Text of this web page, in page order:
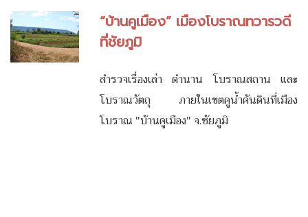
“บ้านคูเมือง” เมืองโบราณทวารวดี
ที่ชัยภูมิ
สำรวจเรื่องเล่า ตำนาน โบราณสถาน และ
โบราณวัตถุ ภายในเขตคูน้ำคันดินที่เมือง
โบราณ "บ้านคูเมือง" จ.ชัยภูมิ